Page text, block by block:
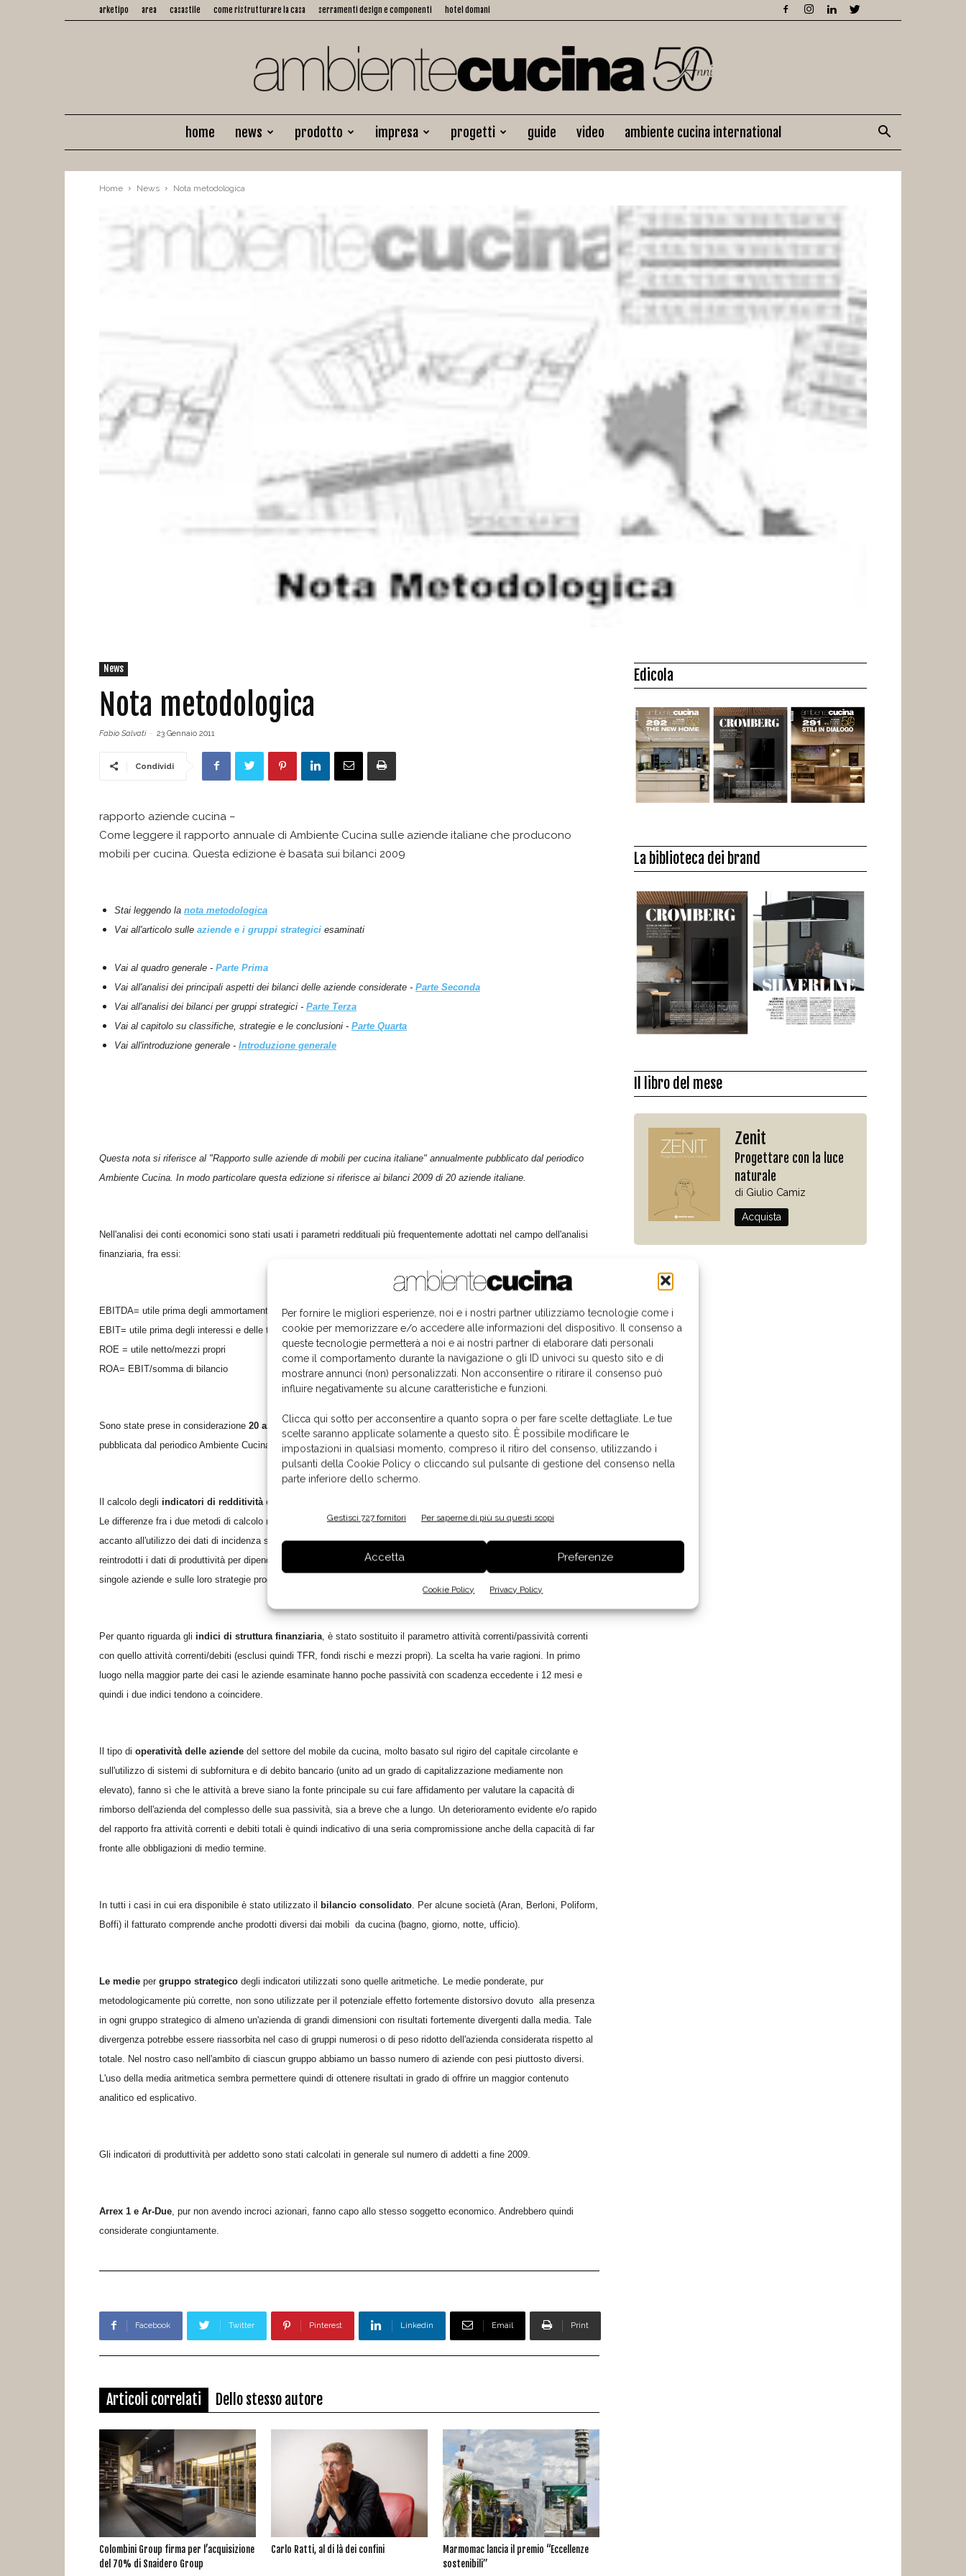
Per fornire le migliori esperienze, noi e i nostri partner utilizziamo tecnologie come i
cookie per memorizzare e/o accedere alle informazioni del dispositivo. Il consenso a
queste tecnologie permetterà a noi e ai nostri partner di elaborare dati personali
come il comportamento durante la navigazione o gli ID univoci su questo sito e di
mostrare annunci (non) personalizzati. Non acconsentire o ritirare il consenso può
influire negativamente su alcune caratteristiche e funzioni.
Clicca qui sotto per acconsentire a quanto sopra o per fare scelte dettagliate. Le tue
scelte saranno applicate solamente a questo sito. È possibile modificare le
impostazioni in qualsiasi momento, compreso il ritiro del consenso, utilizzando i
pulsanti della Cookie Policy o cliccando sul pulsante di gestione del consenso nella
parte inferiore dello schermo.
Gestisci 727 fornitori Per saperne di più su questi scopi
Accetta Preferenze
Cookie Policy Privacy Policy
arketipo area casastile come ristrutturare la casa serramenti design e componenti hotel domani
Ambiente
Cucina
home news prodotto impresa progetti guide video ambiente cucina international
Home News Nota metodologica
News
Nota metodologica
Fabio Salvati - 23 Gennaio 2011
Condividi
rapporto aziende cucina –
Come leggere il rapporto annuale di Ambiente Cucina sulle aziende italiane che producono
mobili per cucina. Questa edizione è basata sui bilanci 2009
Stai leggendo la nota metodologica
Vai all'articolo sulle aziende e i gruppi strategici esaminati
Vai al quadro generale - Parte Prima
Vai all'analisi dei principali aspetti dei bilanci delle aziende considerate - Parte Seconda
Vai all'analisi dei bilanci per gruppi strategici - Parte Terza
Vai al capitolo su classifiche, strategie e le conclusioni - Parte Quarta
Vai all'introduzione generale - Introduzione generale
Questa nota si riferisce al "Rapporto sulle aziende di mobili per cucina italiane" annualmente pubblicato dal periodico
Ambiente Cucina. In modo particolare questa edizione si riferisce ai bilanci 2009 di 20 aziende italiane.
Nell'analisi dei conti economici sono stati usati i parametri reddituali più frequentemente adottati nel campo dell'analisi
finanziaria, fra essi:
EBITDA= utile prima degli ammortamenti e svalutazioni, degli interessi e delle tasse
EBIT= utile prima degli interessi e delle tasse.
ROE = utile netto/mezzi propri
ROA= EBIT/somma di bilancio
Sono state prese in considerazione 20 aziende italiane (le stesse oggetto della medesima inchiesta, realizzata e
pubblicata dal periodico Ambiente Cucina a partire dal 2005).
Il calcolo degli indicatori di redditivitàe di
Le differenze fra i due metodi di calcolo nel caso in questione sono modeste. Nell'uso degliindicatori di produttività
accanto all'utilizzo dei dati di incidenza sul fatturato del valore aggiunto, del costo del lavoro e dei servizi, sono stati
reintrodotti i dati di produttività per dipendente, che forniscono indicazioni aggiuntive interessanti sull'efficienza delle
singole aziende e sulle loro strategie produttive.
Per quanto riguarda gli indici di struttura finanziaria, è stato sostituito il parametro attività correnti/passività correnti
con quello attività correnti/debiti (esclusi quindi TFR, fondi rischi e mezzi propri). La scelta ha varie ragioni. In primo
luogo nella maggior parte dei casi le aziende esaminate hanno poche passività con scadenza eccedente i 12 mesi e
quindi i due indici tendono a coincidere.
Il tipo di operatività delle aziende del settore del mobile da cucina, molto basato sul rigiro del capitale circolante e
sull'utilizzo di sistemi di subfornitura e di debito bancario (unito ad un grado di capitalizzazione mediamente non
elevato), fanno sì che le attività a breve siano la fonte principale su cui fare affidamento per valutare la capacità di
rimborso dell'azienda del complesso delle sua passività, sia a breve che a lungo. Un deterioramento evidente e/o rapido
del rapporto fra attività correnti e debiti totali è quindi indicativo di una seria compromissione anche della capacità di far
fronte alle obbligazioni di medio termine.
In tutti i casi in cui era disponibile è stato utilizzato il bilancio consolidato. Per alcune società (Aran, Berloni, Poliform,
Boffi) il fatturato comprende anche prodotti diversi dai mobili da cucina (bagno, giorno, notte, ufficio).
Le medie per gruppo strategico degli indicatori utilizzati sono quelle aritmetiche. Le medie ponderate, pur
metodologicamente più corrette, non sono utilizzate per il potenziale effetto fortemente distorsivo dovuto alla presenza
in ogni gruppo strategico di almeno un'azienda di grandi dimensioni con risultati fortemente divergenti dalla media. Tale
divergenza potrebbe essere riassorbita nel caso di gruppi numerosi o di peso ridotto dell'azienda considerata rispetto al
totale. Nel nostro caso nell'ambito di ciascun gruppo abbiamo un basso numero di aziende con pesi piuttosto diversi.
L'uso della media aritmetica sembra permettere quindi di ottenere risultati in grado di offrire un maggior contenuto
analitico ed esplicativo.
Gli indicatori di produttività per addetto sono stati calcolati in generale sul numero di addetti a fine 2009.
Arrex 1 e Ar-Due, pur non avendo incroci azionari, fanno capo allo stesso soggetto economico. Andrebbero quindi
considerate congiuntamente.
Facebook Twitter Pinterest Linkedin Email Print
Articoli correlati Dello stesso autore
Colombini Group firma per l’acquisizione
del 70% di Snaidero Group
Carlo Ratti, al di là dei confini
Marmomac lancia il premio “Eccellenze
sostenibili”
Edicola
La biblioteca dei brand
Il libro del mese
Zenit
Progettare con la luce
naturale
di Giulio Camiz
Acquista